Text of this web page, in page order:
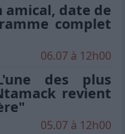
amical, date de
complet
06.07 à 12h00
des plus
revient
05.07 à 12h00